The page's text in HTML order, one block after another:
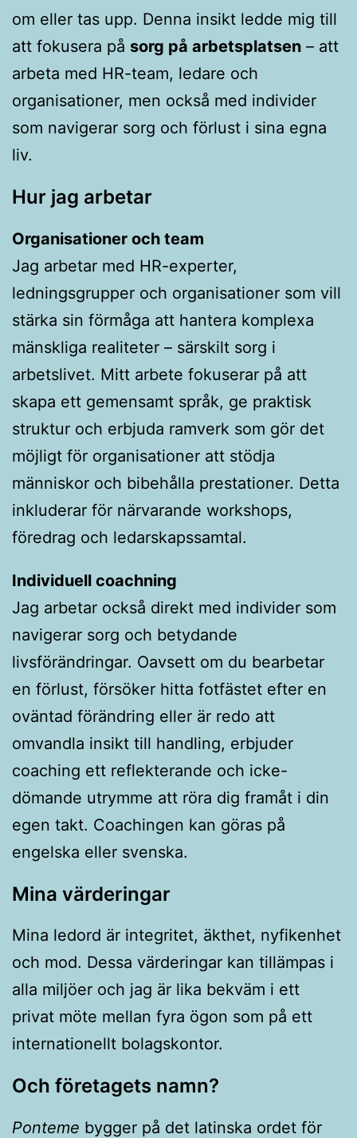
om eller tas upp. Denna insikt ledde mig till
att fokusera på sorg på arbetsplatsen – att
arbeta med HR-team, ledare och
organisationer, men också med individer
som navigerar sorg och förlust i sina egna
liv.
Hur jag arbetar
Organisationer och team
Jag arbetar med HR-experter,
ledningsgrupper och organisationer som vill
stärka sin förmåga att hantera komplexa
mänskliga realiteter – särskilt sorg i
arbetslivet. Mitt arbete fokuserar på att
skapa ett gemensamt språk, ge praktisk
struktur och erbjuda ramverk som gör det
möjligt för organisationer att stödja
människor och bibehålla prestationer. Detta
inkluderar för närvarande workshops,
föredrag och ledarskapssamtal.
Individuell coachning
Jag arbetar också direkt med individer som
navigerar sorg och betydande
livsförändringar. Oavsett om du bearbetar
en förlust, försöker hitta fotfästet efter en
oväntad förändring eller är redo att
omvandla insikt till handling, erbjuder
coaching ett reflekterande och icke-
dömande utrymme att röra dig framåt i din
egen takt. Coachingen kan göras på
engelska eller svenska.
Mina värderingar
Mina ledord är integritet, äkthet, nyfikenhet
och mod. Dessa värderingar kan tillämpas i
alla miljöer och jag är lika bekväm i ett
privat möte mellan fyra ögon som på ett
internationellt bolagskontor.
Och företagets namn?
Ponteme bygger på det latinska ordet för